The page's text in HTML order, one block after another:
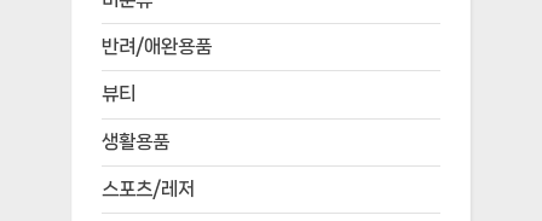
반려/애완용품
뷰티
생활용품
스포츠/레저